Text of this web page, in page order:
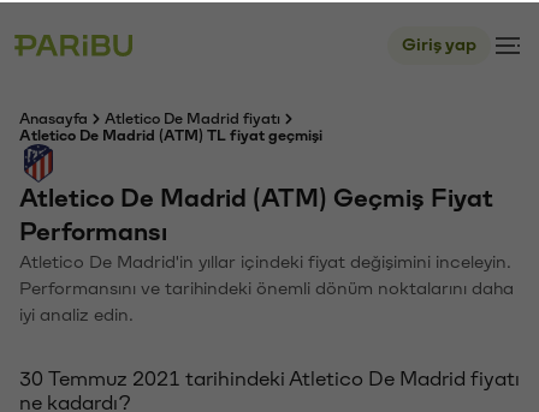
Giriş yap
Anasayfa
Atletico De Madrid fiyatı
Atletico De Madrid (ATM) TL fiyat geçmişi
Atletico De Madrid (ATM) Geçmiş Fiyat
Performansı
Atletico De Madrid'in yıllar içindeki fiyat değişimini inceleyin.
Performansını ve tarihindeki önemli dönüm noktalarını daha
iyi analiz edin.
30 Temmuz 2021 tarihindeki Atletico De Madrid fiyatı
ne kadardı?